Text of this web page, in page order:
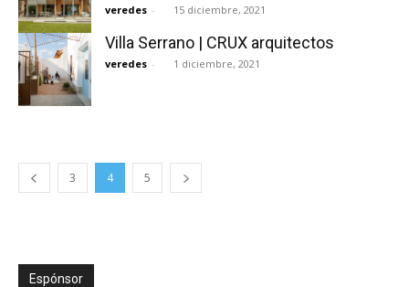
veredes - 15 diciembre, 2021
Villa Serrano | CRUX arquitectos
veredes - 1 diciembre, 2021
3 4 5
Espónsor